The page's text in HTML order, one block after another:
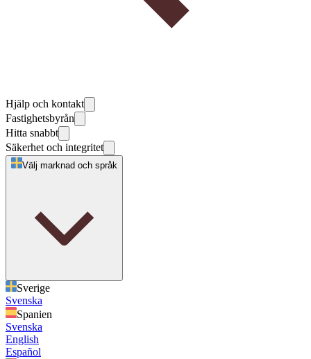
Hjälp och kontakt
Fastighetsbyrån
Hitta snabbt
Säkerhet och integritet
Välj marknad och språk
Sverige
Svenska
Spanien
Svenska
English
Español